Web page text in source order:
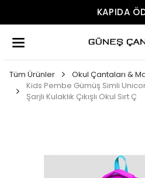
Tüm Ürünler
Okul Çantaları &
Kids Pembe Gümüş Simli
Şarjlı Kulaklık Çıkışlı Okul Sırt Ç